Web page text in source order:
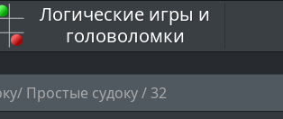
Логические игры и
головоломки
Простые судоку / 32